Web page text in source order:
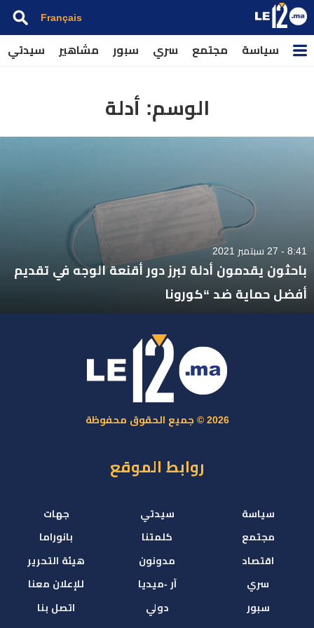
Français
سياسة مجتمع سري سبور مشاهير سيدتي
الوسم: أدلة
8:41 - 27 سبتمبر 2021
باحثون يقدمون أدلة تبرز دور أقنعة الوجه في تقديم
أفضل حماية ضد “كورونا
2026 © جميع الحقوق محفوظة
روابط الموقع
سياسة
مجتمع
اقتصاد
سري
سبور
سيدتي
كلمتنا
مدونون
آر -ميديا
دولي
جهات
بانوراما
هيئة التحرير
للإعلان معنا
اتصل بنا